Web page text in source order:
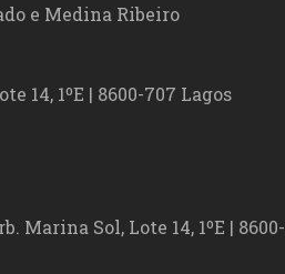
e Medina Ribeiro
14, 1ºE | 8600-707 Lagos
Marina Sol, Lote 14, 1ºE | 8600-